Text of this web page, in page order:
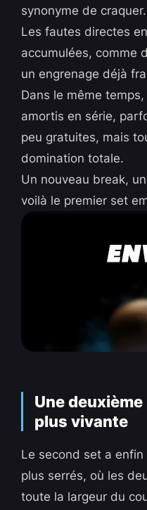
synonyme de craquer.
Les fautes directes
accumulées, comme
un engrenage déjà
Dans le même
amortis en série,
peu gratuites, mais
domination totale.
Un nouveau break,
voilà le premier set
Une
plus vivante
Le second set a
plus serrés, où les
toute la largeur du